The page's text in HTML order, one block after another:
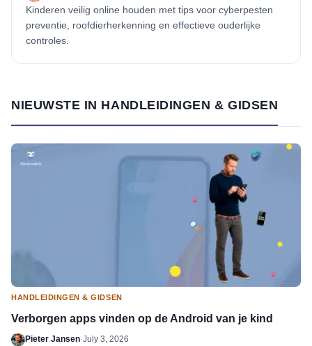
Kinderen veilig online houden met tips voor cyberpesten
preventie, roofdierherkenning en effectieve ouderlijke
controles.
NIEUWSTE IN HANDLEIDINGEN & GIDSEN
HANDLEIDINGEN & GIDSEN
Verborgen apps vinden op de Android van je kind
Pieter Jansen·July 3, 2026